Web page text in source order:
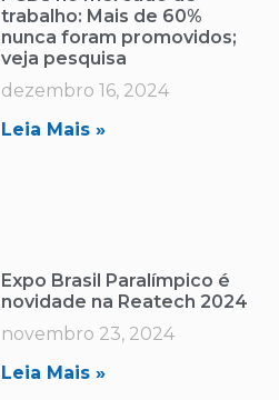
trabalho: Mais de 60%
nunca foram promovidos;
veja pesquisa
dezembro 16, 2024
Leia Mais »
Expo Brasil Paralímpico é
novidade na Reatech 2024
novembro 23, 2024
Leia Mais »